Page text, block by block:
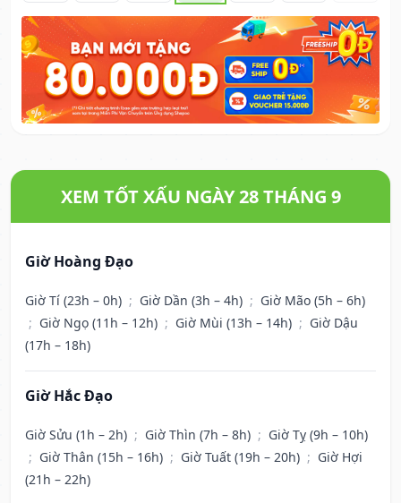
XEM TỐT XẤU NGÀY 28 THÁNG 9
Giờ Hoàng Đạo
Giờ Tí (23h – 0h) ; Giờ Dần (3h – 4h) ; Giờ Mão (5h – 6h)
; Giờ Ngọ (11h – 12h) ; Giờ Mùi (13h – 14h) ; Giờ Dậu
(17h – 18h)
Giờ Hắc Đạo
Giờ Sửu (1h – 2h) ; Giờ Thìn (7h – 8h) ; Giờ Tỵ (9h – 10h)
; Giờ Thân (15h – 16h) ; Giờ Tuất (19h – 20h) ; Giờ Hợi
(21h – 22h)